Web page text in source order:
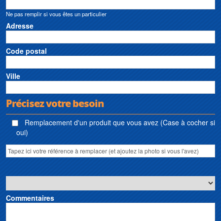
Ne pas remplir si vous êtes un particulier
Adresse
Code postal
Ville
Précisez votre besoin
Remplacement d'un produit que vous avez (Case à cocher si
oui)
Commentaires